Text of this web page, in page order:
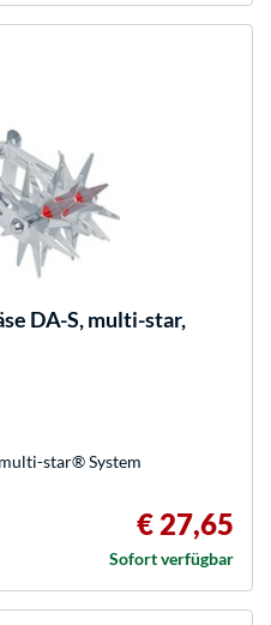
DA-S, multi-star,
star® System
€ 27,65
Sofort verfügbar